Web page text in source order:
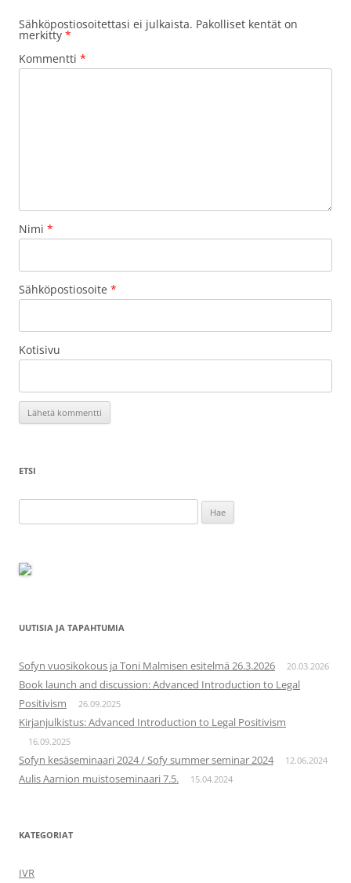
Sähköpostiosoitettasi ei julkaista. Pakolliset kentät on
merkitty *
Kommentti *
Nimi *
Sähköpostiosoite *
Kotisivu
ETSI
UUTISIA JA TAPAHTUMIA
Sofyn vuosikokous ja Toni Malmisen esitelmä 26.3.2026 20.03.2026
Book launch and discussion: Advanced Introduction to Legal
Positivism
26.09.2025
Kirjanjulkistus: Advanced Introduction to Legal Positivism
16.09.2025
Sofyn kesäseminaari 2024 / Sofy summer seminar 2024 12.06.2024
Aulis Aarnion muistoseminaari 7.5. 15.04.2024
KATEGORIAT
IVR